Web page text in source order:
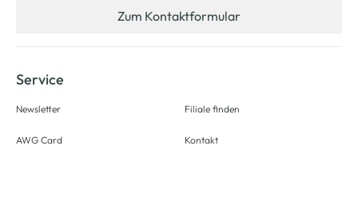
Zum Kontaktformular
Service
Newsletter
AWG Card
Filiale finden
Kontakt